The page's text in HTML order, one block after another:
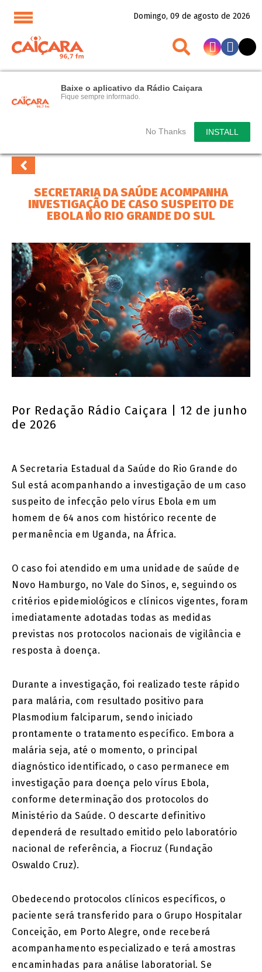
Baixe o aplicativo da Rádio Caiçara
Fique sempre informado.
No Thanks INSTALL
Domingo, 09 de agosto de 2026
SECRETARIA DA SAÚDE ACOMPANHA
INVESTIGAÇÃO DE CASO SUSPEITO DE
EBOLA NO RIO GRANDE DO SUL
Por Redação Rádio Caiçara | 12 de junho
de 2026
A Secretaria Estadual da Saúde do Rio Grande do
Sul está acompanhando a investigação de um caso
suspeito de infecção pelo vírus Ebola em um
homem de 64 anos com histórico recente de
permanência em Uganda, na África.
O caso foi atendido em uma unidade de saúde de
Novo Hamburgo, no Vale do Sinos, e, seguindo os
critérios epidemiológicos e clínicos vigentes, foram
imediatamente adotadas todas as medidas
previstas nos protocolos nacionais de vigilância e
resposta à doença.
Durante a investigação, foi realizado teste rápido
para malária, com resultado positivo para
Plasmodium falciparum, sendo iniciado
prontamente o tratamento específico. Embora a
malária seja, até o momento, o principal
diagnóstico identificado, o caso permanece em
investigação para doença pelo vírus Ebola,
conforme determinação dos protocolos do
Ministério da Saúde. O descarte definitivo
dependerá de resultado emitido pelo laboratório
nacional de referência, a Fiocruz (Fundação
Oswaldo Cruz).
Obedecendo protocolos clínicos específicos, o
paciente será transferido para o Grupo Hospitalar
Conceição, em Porto Alegre, onde receberá
acompanhamento especializado e terá amostras
encaminhadas para análise laboratorial. Se